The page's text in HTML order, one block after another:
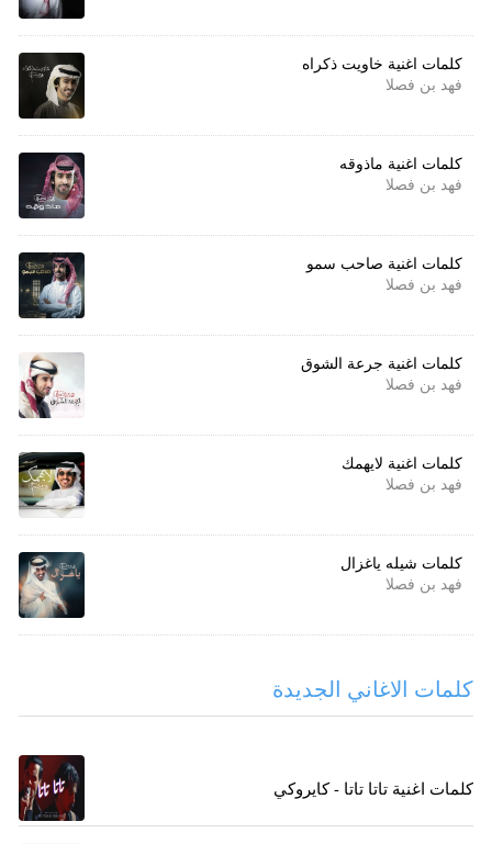
كلمات اغنية خاويت ذكراه
فهد بن فصلا
كلمات اغنية ماذوقه
فهد بن فصلا
كلمات اغنية صاحب سمو
فهد بن فصلا
كلمات اغنية جرعة الشوق
فهد بن فصلا
كلمات اغنية لايهمك
فهد بن فصلا
كلمات شيله ياغزال
فهد بن فصلا
كلمات الاغاني الجديدة
كلمات اغنية تاتا تاتا - كايروكي